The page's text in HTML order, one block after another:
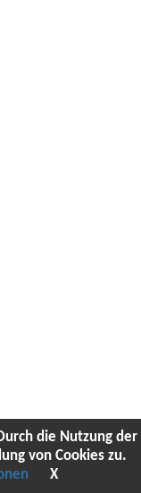
die Nutzung der
von Cookies zu.
X